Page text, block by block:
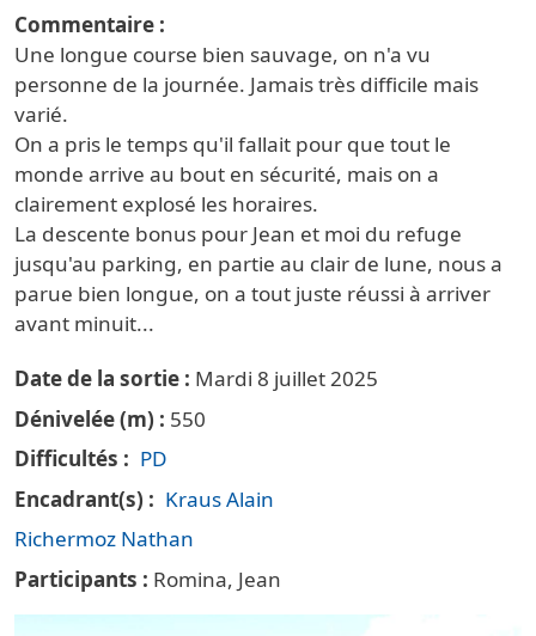
Commentaire
Une longue course bien sauvage, on n'a vu
personne de la journée. Jamais très difficile mais
varié.
On a pris le temps qu'il fallait pour que tout le
monde arrive au bout en sécurité, mais on a
clairement explosé les horaires.
La descente bonus pour Jean et moi du refuge
jusqu'au parking, en partie au clair de lune, nous a
parue bien longue, on a tout juste réussi à arriver
avant minuit...
Date de la sortie
Mardi 8 juillet 2025
Dénivelée (m)
550
Difficultés
PD
Encadrant(s)
Kraus Alain
Richermoz Nathan
Participants
Romina, Jean